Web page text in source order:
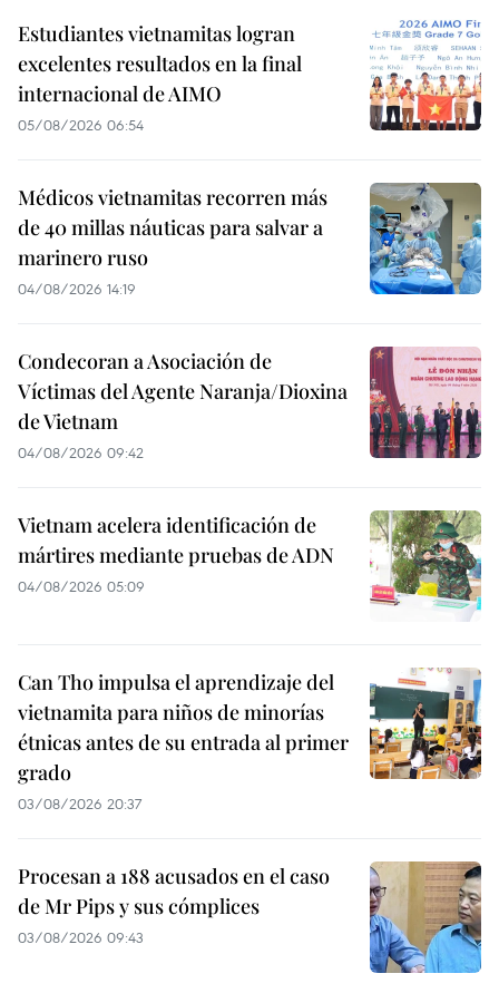
Estudiantes vietnamitas logran
excelentes resultados en la final
internacional de AIMO
05/08/2026 06:54
Médicos vietnamitas recorren más
de 40 millas náuticas para salvar a
marinero ruso
04/08/2026 14:19
Condecoran a Asociación de
Víctimas del Agente Naranja/Dioxina
de Vietnam
04/08/2026 09:42
Vietnam acelera identificación de
mártires mediante pruebas de ADN
04/08/2026 05:09
Can Tho impulsa el aprendizaje del
vietnamita para niños de minorías
étnicas antes de su entrada al primer
grado
03/08/2026 20:37
Procesan a 188 acusados en el caso
de Mr Pips y sus cómplices
03/08/2026 09:43